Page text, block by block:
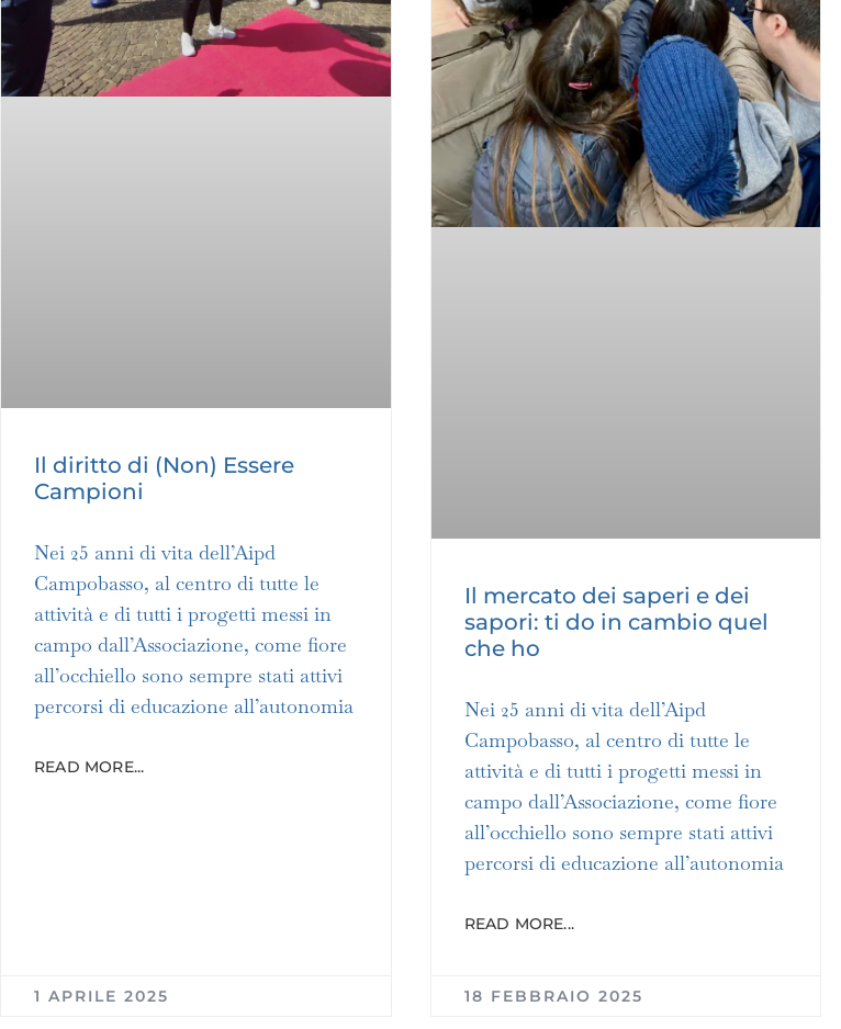
Il diritto di (Non) Essere
Campioni
Nei 25 anni di vita dell’Aipd
Campobasso, al centro di tutte le
attività e di tutti i progetti messi in
campo dall’Associazione, come fiore
all’occhiello sono sempre stati attivi
percorsi di educazione all’autonomia
READ MORE...
1 APRILE 2025
Il mercato dei saperi e dei
sapori: ti do in cambio quel
che ho
Nei 25 anni di vita dell’Aipd
Campobasso, al centro di tutte le
attività e di tutti i progetti messi in
campo dall’Associazione, come fiore
all’occhiello sono sempre stati attivi
percorsi di educazione all’autonomia
READ MORE...
18 FEBBRAIO 2025